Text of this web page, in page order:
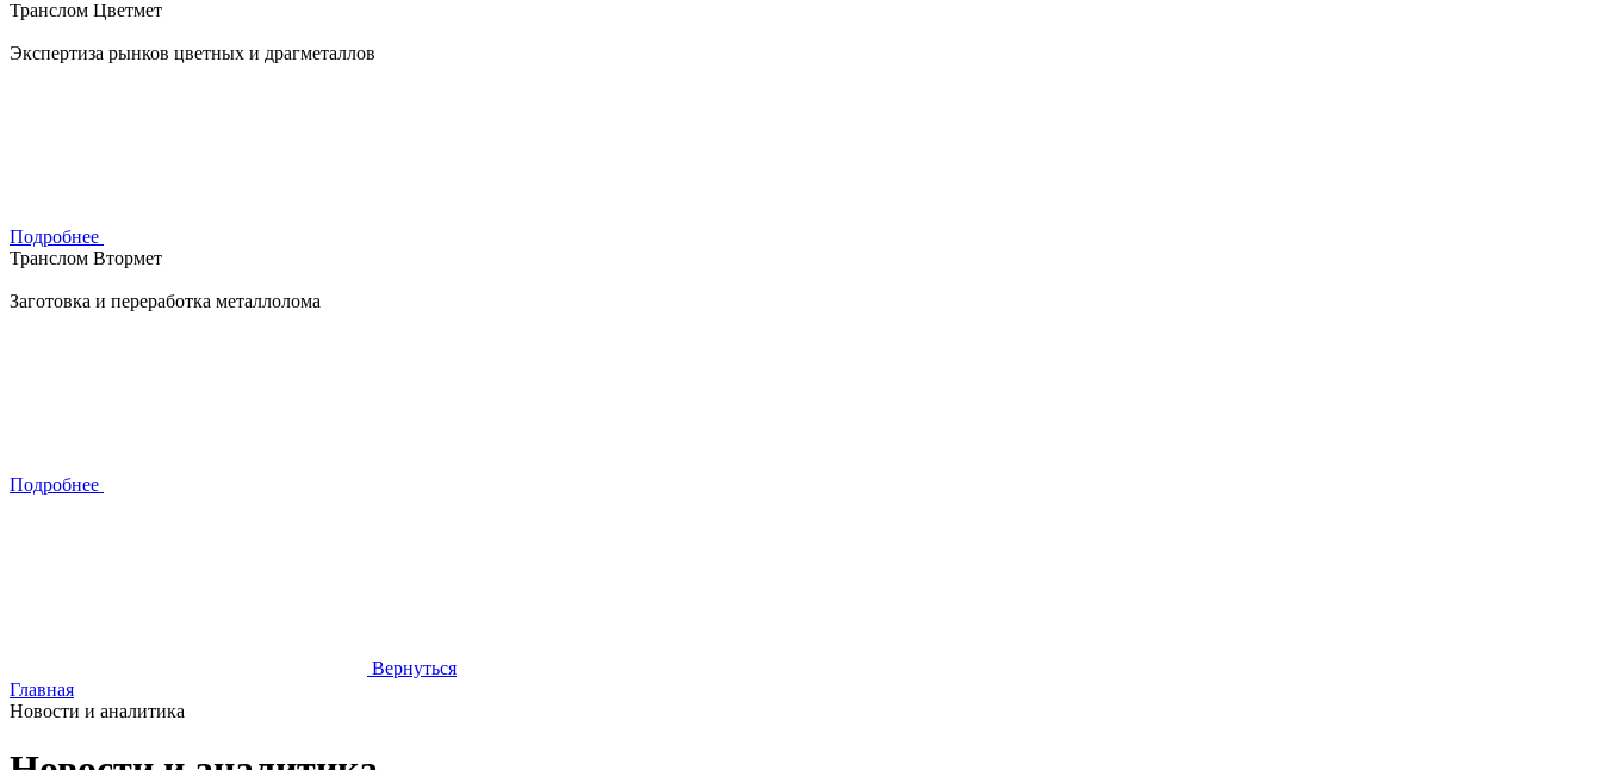
Транслом Цветмет
Экспертиза рынков цветных и драгметаллов
Подробнее
Транслом Втормет
Заготовка и переработка металлолома
Подробнее
Вернуться
Главная
Новости и аналитика